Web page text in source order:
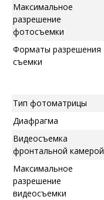
Максимальное
разрешение
фотосъемки
Форматы разрешения
съемки
Тип фотоматрицы
Диафрагма
Видеосъемка
фронтальной камерой
Максимальное
разрешение
видеосъемки